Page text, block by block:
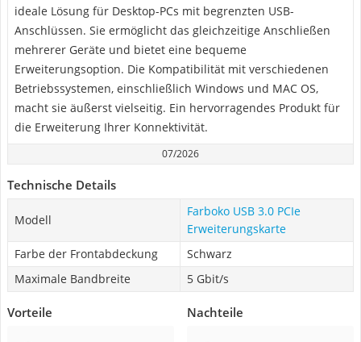
ideale Lösung für Desktop-PCs mit begrenzten USB-
Anschlüssen. Sie ermöglicht das gleichzeitige Anschließen
mehrerer Geräte und bietet eine bequeme
Erweiterungsoption. Die Kompatibilität mit verschiedenen
Betriebssystemen, einschließlich Windows und MAC OS,
macht sie äußerst vielseitig. Ein hervorragendes Produkt für
die Erweiterung Ihrer Konnektivität.
07/2026
Technische Details
Modell
Farboko USB 3.0 PCIe
Erweiterungskarte
Farbe der Frontabdeckung
Schwarz
Maximale Bandbreite
5 Gbit/s
Vorteile Nachteile